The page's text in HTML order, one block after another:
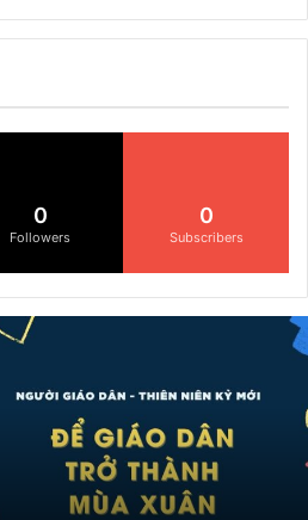
0
Followers
0
Subscribers